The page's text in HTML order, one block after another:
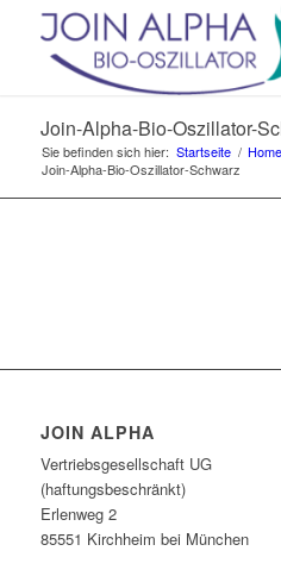
Join-Alpha-Bio-Oszillator-
Sie befinden sich hier: Startseite / Home
Join-Alpha-Bio-Oszillator-Schwarz
JOIN ALPHA
Vertriebsgesellschaft UG
(haftungsbeschränkt)
Erlenweg 2
85551 Kirchheim bei München